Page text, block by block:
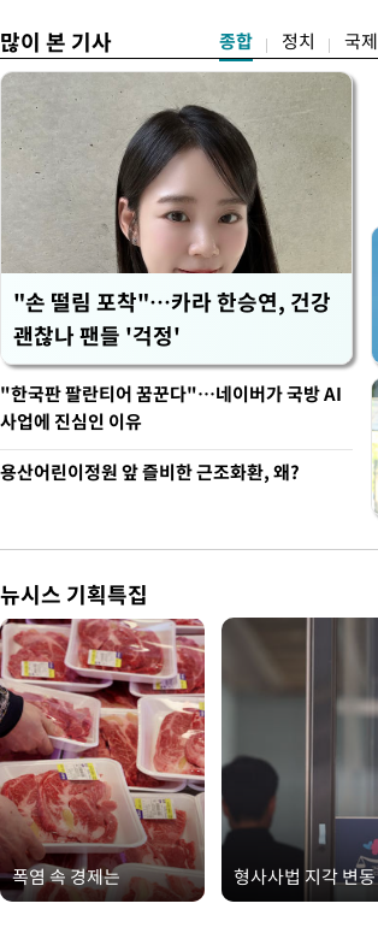
많이 본 기사 종합 정치 국제
"손 떨림 포착"…카라 한승연, 건강
괜찮나 팬들 '걱정'
"한국판 팔란티어 꿈꾼다"…네이버가 국방 AI
사업에 진심인 이유
용산어린이정원 앞 즐비한 근조화환, 왜?
뉴시스 기획특집
폭염 속 경제는 형사사법 지각 변동